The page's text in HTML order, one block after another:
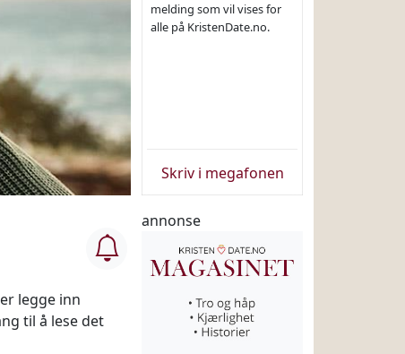
legge inn
til å lese det
melding som vil vises for
alle på KristenDate.no.
Skriv i megafonen
annonse